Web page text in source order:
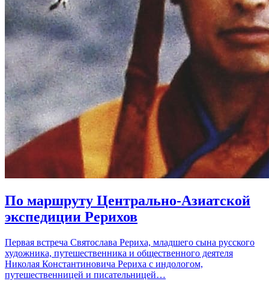
По маршруту Центрально-Азиатской
экспедиции Рерихов
Первая встреча Святослава Рериха, младшего сына русского
художника, путешественника и общественного деятеля
Николая Константиновича Рериха с индологом,
путешественницей и писательницей…